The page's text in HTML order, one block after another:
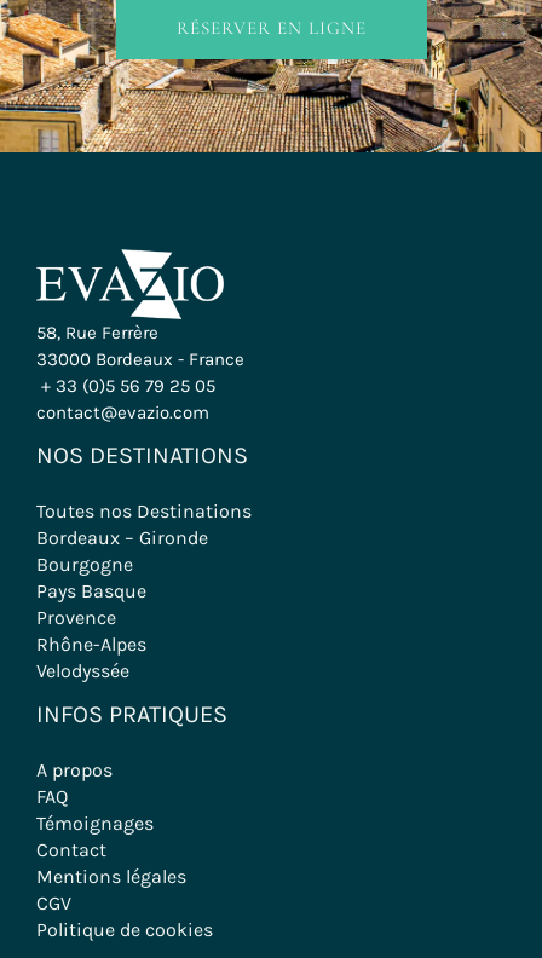
RÉSERVER EN LIGNE
58, Rue Ferrère
33000 Bordeaux - France
+ 33 (0)5 56 79 25 05
contact@evazio.com
NOS DESTINATIONS
Toutes nos Destinations
Bordeaux – Gironde
Bourgogne
Pays Basque
Provence
Rhône-Alpes
Velodyssée
INFOS PRATIQUES
A propos
FAQ
Témoignages
Contact
Mentions légales
CGV
Politique de cookies